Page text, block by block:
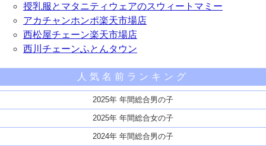
授乳服とマタニティウェアのスウィートマミー
アカチャンホンポ楽天市場店
西松屋チェーン楽天市場店
西川チェーンふとんタウン
人気名前ランキング
2025年 年間総合男の子
2025年 年間総合女の子
2024年 年間総合男の子